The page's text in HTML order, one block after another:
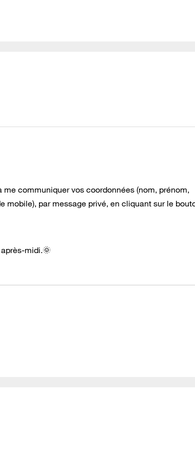
communiquer vos coordonnées (nom, prénom,
mobile), par message privé, en cliquant sur le
midi.🌞